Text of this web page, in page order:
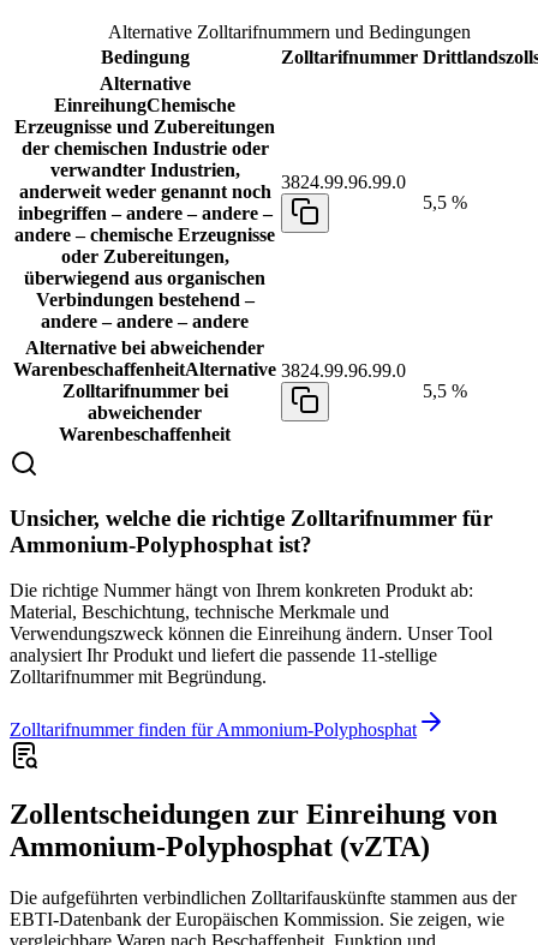
Alternative Zolltarifnummern und Bedingungen
Bedingung
Zolltarifnummer
Alternative
EinreihungChemische
Erzeugnisse und Zubereitungen
der chemischen Industrie oder
verwandter Industrien,
anderweit weder genannt noch
inbegriffen – andere – andere –
andere – chemische Erzeugnisse
oder Zubereitungen,
überwiegend aus organischen
Verbindungen bestehend –
andere – andere – andere
3824.99.96.99.0
5,5 %
Alternative bei abweichender
WarenbeschaffenheitAlternative
Zolltarifnummer bei
abweichender
Warenbeschaffenheit
3824.99.96.99.0
5,5 %
Unsicher, welche die richtige Zolltarifnummer für
Ammonium-Polyphosphat ist?
Die richtige Nummer hängt von Ihrem konkreten Produkt ab:
Material, Beschichtung, technische Merkmale und
Verwendungszweck können die Einreihung ändern. Unser Tool
analysiert Ihr Produkt und liefert die passende 11-stellige
Zolltarifnummer mit Begründung.
Zolltarifnummer finden für Ammonium-Polyphosphat
Zollentscheidungen zur Einreihung von
Ammonium-Polyphosphat (vZTA)
Die aufgeführten verbindlichen Zolltarifauskünfte stammen aus der
EBTI-Datenbank der Europäischen Kommission. Sie zeigen, wie
vergleichbare Waren nach Beschaffenheit, Funktion und